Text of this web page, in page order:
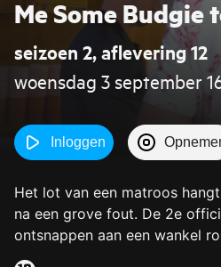
Me Some Budgie
seizoen 2, aflevering 12
woensdag 3 september
Inloggen
Het lot van een matroos
na een grove fout. De 2e
ontsnappen aan een wankel